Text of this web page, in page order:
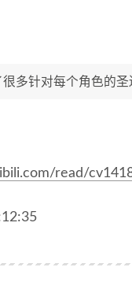
多针对每个角色的
read/